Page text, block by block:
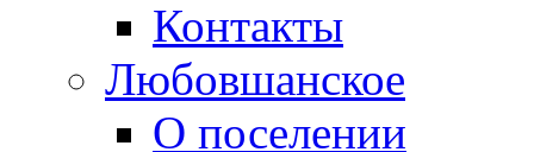
Контакты
Любовшанское
О поселении